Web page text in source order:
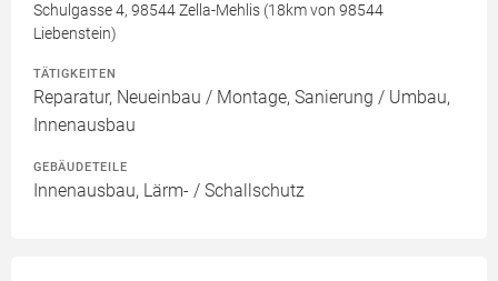
Schulgasse 4, 98544 Zella-Mehlis (18km von 98544
Liebenstein)
TÄTIGKEITEN
Reparatur, Neueinbau / Montage, Sanierung / Umbau,
Innenausbau
GEBÄUDETEILE
Innenausbau, Lärm- / Schallschutz